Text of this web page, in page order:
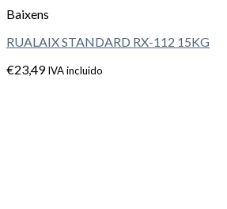
Baixens
RUALAIX STANDARD RX-112 15KG
€23,49 IVA incluido